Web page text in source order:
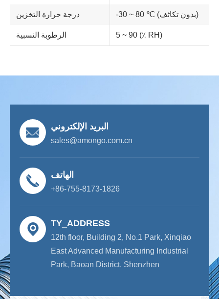
درجة حرارة التخزين -30 ~ 80 ℃ (بدون تكاثف)
الرطوبة النسبية 5 ~ 90 (٪ RH)
البريد الإلكتروني
sales@amongo.com.cn
الهاتف
+86-755-8173-1826
TY_ADDRESS
12th floor, Building 2, No.1 Park, Xinqiao
East Advanced Manufacturing Industrial
Park, Baoan District, Shenzhen